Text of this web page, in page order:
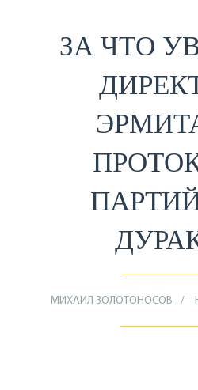
ЗА ЧТО
МИХАИЛ ЗОЛОТОНОСОВ